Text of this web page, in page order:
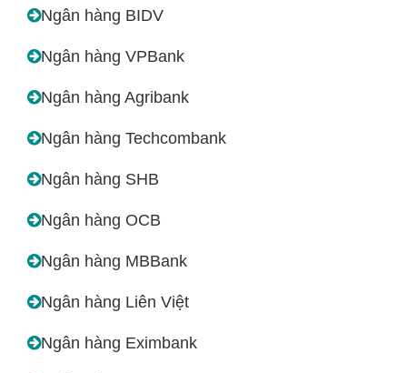
Ngân hàng BIDV
Ngân hàng VPBank
Ngân hàng Agribank
Ngân hàng Techcombank
Ngân hàng SHB
Ngân hàng OCB
Ngân hàng MBBank
Ngân hàng Liên Việt
Ngân hàng Eximbank